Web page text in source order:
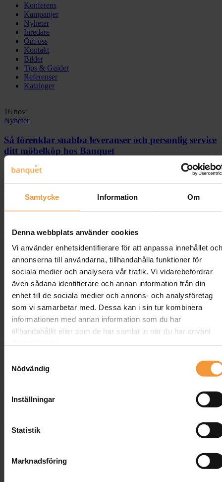
Samtycke Information Om
Denna webbplats använder cookies
Vi använder enhetsidentifierare för att anpassa innehållet och
annonserna till användarna, tillhandahålla funktioner för
sociala medier och analysera vår trafik. Vi vidarebefordrar
även sådana identifierare och annan information från din
enhet till de sociala medier och annons- och analysföretag
som vi samarbetar med. Dessa kan i sin tur kombinera
informationen med annan information som du har
tillhandahållit eller som de har samlat in när du har använt
Nödvändig
Inställningar
Statistik
Marknadsföring
Konferens
Kampanjer
Nyheter
Inredare
Om oss
Kontakt
Bilder
Tips & Guider
Referenser
Kataloger
16 nov
Nyheter
Så förenklar snabba leveranser och personlig service
ditt möbelköp hos Banquet
Posted by
Så förenklar snabba leveranser och
Banquet
Möbelköp kan ofta kännas krångligt – lång väntetid och opersonlig
kontakt skapar stress. Hos Banquet gör snabba leveranser och
personlig service skillnad genom att ta bort onödiga hinder från din
köpprocess. Här får du högkvalitativa möbler tillsammans med en
effektiv köpupplevelse som sparar tid och ger trygghet. Läs vidare
för att se hur Banquets lösningar förenklar just ditt möbelköp.
[https://banquet.se/tag/hallbara-mobler/]
Snabba Leveranser för Ditt Möbelköp